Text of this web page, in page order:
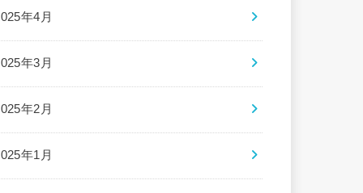
年4月
年3月
年2月
年1月